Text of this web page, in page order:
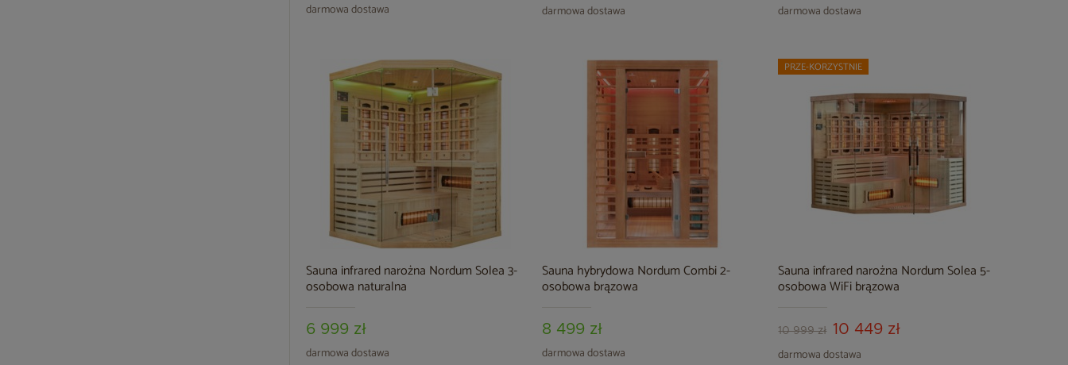
darmowa dostawa darmowa dostawa darmowa dostawa
Sauna infrared narożna Nordum Solea 3-
osobowa naturalna
6 999 zł
darmowa dostawa
Sauna hybrydowa Nordum Combi 2-
osobowa brązowa
8 499 zł
darmowa dostawa
Sauna infrared narożna Nordum Solea 5-
osobowa WiFi brązowa
10 999 zł 10 449 zł
darmowa dostawa
PRZE-KORZYSTNIE